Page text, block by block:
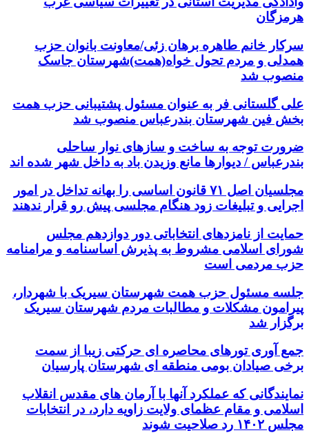
هرمزگان
سرکار خانم طاهره برهان زئی/معاونت بانوان حزب
همدلی و مردم تحول خواه(همت)شهرستان جاسک
منصوب شد
علی گلستانی فر به عنوان مسئول پشتیبانی حزب همت
بخش فین شهرستان بندرعباس منصوب شد
ضرورت توجه به ساخت و سازهای نوار ساحلی
بندرعباس / دیوارها مانع وزیدن باد به داخل شهر شده اند
مجلسیان اصل ۷۱ قانون اساسی را بهانه تداخل در امور
اجرایی و تبلیغات زود هنگام مجلسی پیش رو قرار ندهند
حمایت از نامزدهای انتخاباتی دور دوازدهم مجلس
شورای اسلامی مشروط به پذیرش اساسنامه و مرامنامه
حزب مردمی است
جلسه مسئول حزب همت شهرستان سیریک با شهردار،
پیرامون مشکلات و مطالبات مردم شهرستان سیریک
برگزار شد
جمع آوری تورهای محاصره ای حرکتی زیبا از سمت
برخی صیادان بومی منطقه ای شهرستان پارسیان
نمایندگانی که عملکرد آنها با آرمان های مقدس انقلاب
اسلامی و مقام عظمای ولایت زاویه دارد، در انتخابات
مجلس ۱۴۰۲ رد صلاحیت شوند